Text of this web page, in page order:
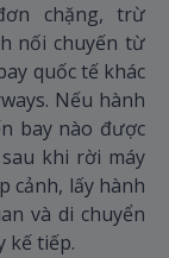
chặng, trừ
nối chuyến từ
quốc tế khác
Nếu hành
bay nào được
khi rời máy
cảnh, lấy hành
và di chuyển
kế tiếp.